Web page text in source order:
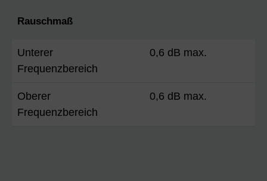
Rauschmaß
Unterer
Frequenzbereich
0,6 dB max.
Oberer
Frequenzbereich
0,6 dB max.